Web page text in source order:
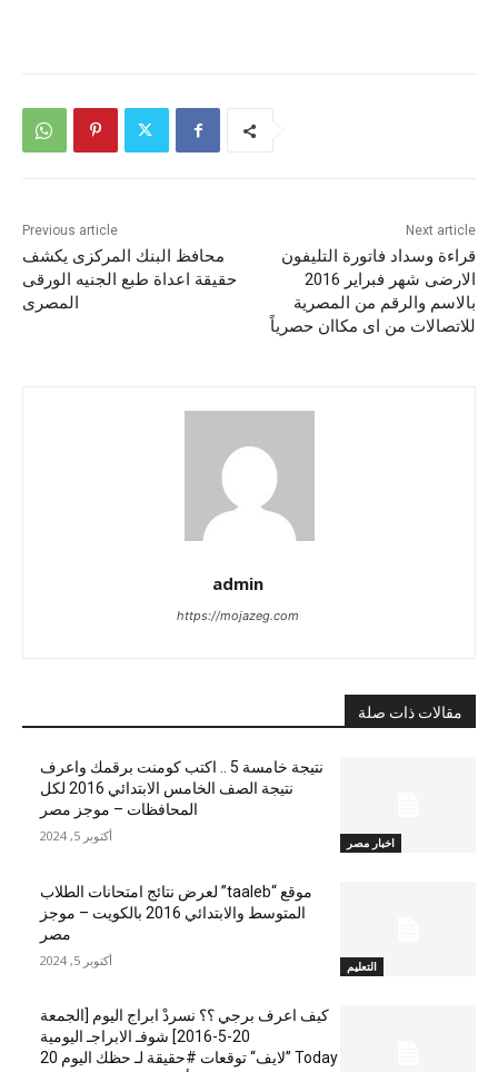
Previous article
محافظ البنك المركزى يكشف
حقيقة اعداة طبع الجنيه الورقى
المصرى
Next article
قراءة وسداد فاتورة التليفون
الارضى شهر فبراير 2016
بالاسم والرقم من المصرية
للاتصالات من اى مكاان حصرياً
admin
https://mojazeg.com
مقالات ذات صلة
اخبار مصر
نتيجة خامسة 5 .. اكتب كومنت برقمك واعرف
نتيجة الصف الخامس الابتدائي 2016 لكل
المحافظات – موجز مصر
أكتوبر 5, 2024
التعليم
موقع “taaleb” لعرض نتائج امتحانات الطلاب
المتوسط والابتدائي 2016 بالكويت – موجز
مصر
أكتوبر 5, 2024
كيف اعرف برجي ؟؟ نسردْ ابراج اليوم [الجمعة
20-5-2016] شوفـ الابراجـ اليومية
Today ”لايف“ توقعات #حقيقة لـ حظك اليوم 20